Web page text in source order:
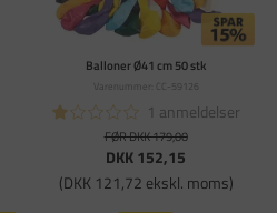
Balloner Ø41 cm 50 stk
Varenummer: CC-59126
1 anmeldelser
FØR DKK 179,00
DKK 152,15
(DKK 121,72 ekskl. moms)